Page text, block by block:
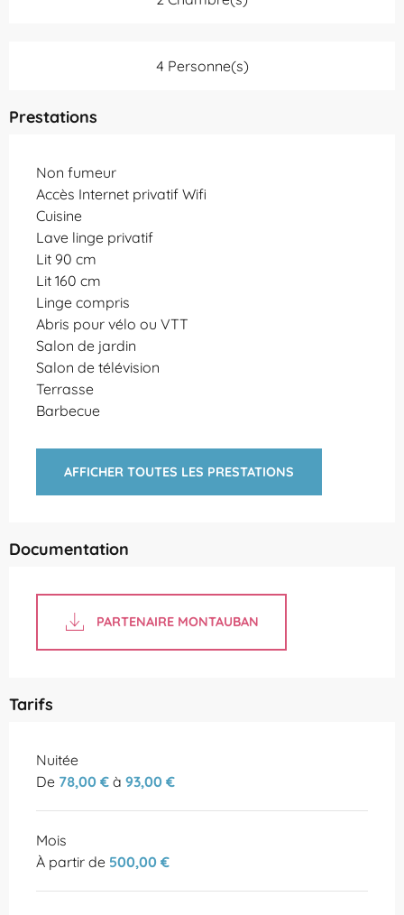
4 Personne(s)
Prestations
Non fumeur
Accès Internet privatif Wifi
Cuisine
Lave linge privatif
Lit 90 cm
Lit 160 cm
Linge compris
Abris pour vélo ou VTT
Salon de jardin
Salon de télévision
Terrasse
Barbecue
AFFICHER TOUTES LES PRESTATIONS
Documentation
PARTENAIRE MONTAUBAN
Tarifs
Tarifs 2026
Nuitée
De 78,00 € à 93,00 €
Mois
À partir de 500,00 €